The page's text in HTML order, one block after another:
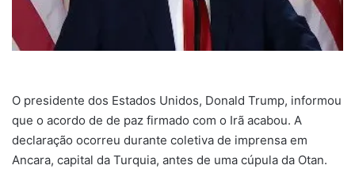
O presidente dos Estados Unidos, Donald Trump, informou
que o acordo de de paz firmado com o Irã acabou. A
declaração ocorreu durante coletiva de imprensa em
Ancara, capital da Turquia, antes de uma cúpula da Otan.